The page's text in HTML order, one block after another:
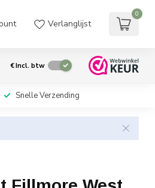
Verlanglijst
0
€Incl. btw
Snelle Verzending